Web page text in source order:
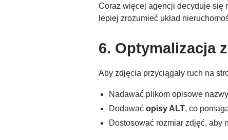
Coraz więcej agencji decyduje się
lepiej zrozumieć układ
6. Optymalizacja
Aby zdjęcia przyciągały ruch na
Nadawać plikom opisowe
Dodawać opisy ALT, co
Dostosować rozmiar zdjęć, aby